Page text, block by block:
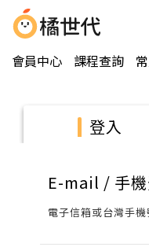
會員中心 課程查詢
登入
E-mail / 手
電子信箱或台灣手機